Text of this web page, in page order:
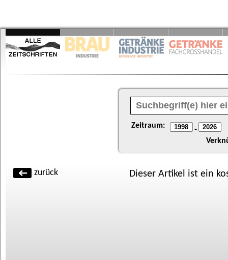
Zeitraum: -
zurück Dieser Artikel ist ein